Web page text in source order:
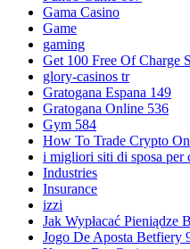
Gama Casino
Game
gaming
Get 100 Free Of Charge
glory-casinos tr
Gratogana Espana 149
Gratogana Online 536
Gym 584
How To Trade Crypto
i migliori siti di sposa per
Industries
Insurance
izzi
Jak Wypłacać Pieniądze
Jogo De Aposta Betfiery